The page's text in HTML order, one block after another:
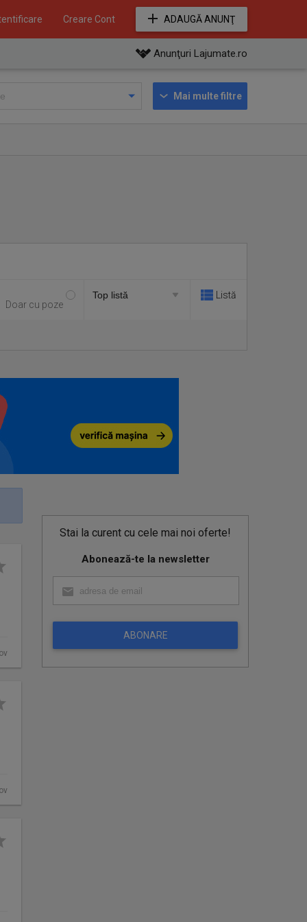
Creare Cont ADAUGĂ ANUNŢ
Anunţuri Lajumate.ro
Mai multe filtre
Doar cu poze
Listă
Stai la curent cu cele mai noi oferte!
Abonează-te la newsletter
ABONARE